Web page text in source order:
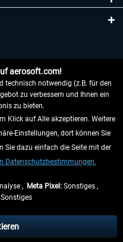
Lieferzeiten für andere Länder
aerosoft.com!
technisch notwendig (z.B. für den
zu verbessern und Ihnen ein
zu bieten.
Klick auf Alle akzeptieren. Weitere
Einstellungen, dort können Sie
Sie dazu einfach die Seite mit der
Datenschutzbestimmungen.
, Meta Pixel:Sonstiges ,
Sonstiges